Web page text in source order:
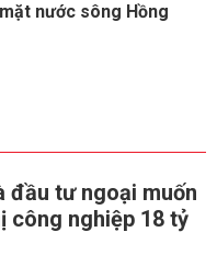
nước sông Hồng
đầu tư ngoại muốn
công nghiệp 18 tỷ